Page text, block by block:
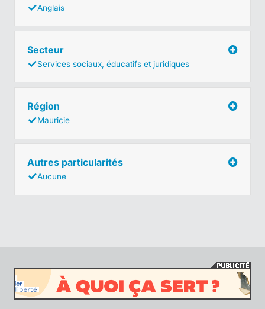
Anglais
Secteur
Services sociaux, éducatifs et juridiques
Région
Mauricie
Autres particularités
Aucune